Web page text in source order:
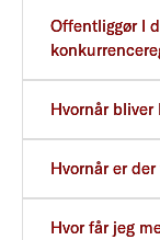
Offentliggør I
Hvornår
Hvornår er
Hvor får jeg